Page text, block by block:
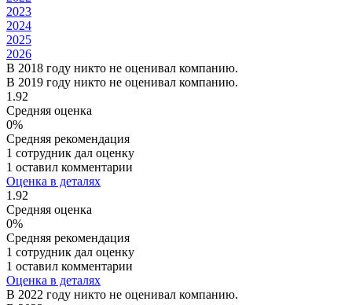
2023
2024
2025
2026
В 2018 году никто не оценивал компанию.
В 2019 году никто не оценивал компанию.
1.92
Средняя оценка
0%
Средняя рекомендация
1 сотрудник дал оценку
1 оставил комментарии
Оценка в деталях
1.92
Средняя оценка
0%
Средняя рекомендация
1 сотрудник дал оценку
1 оставил комментарии
Оценка в деталях
В 2022 году никто не оценивал компанию.